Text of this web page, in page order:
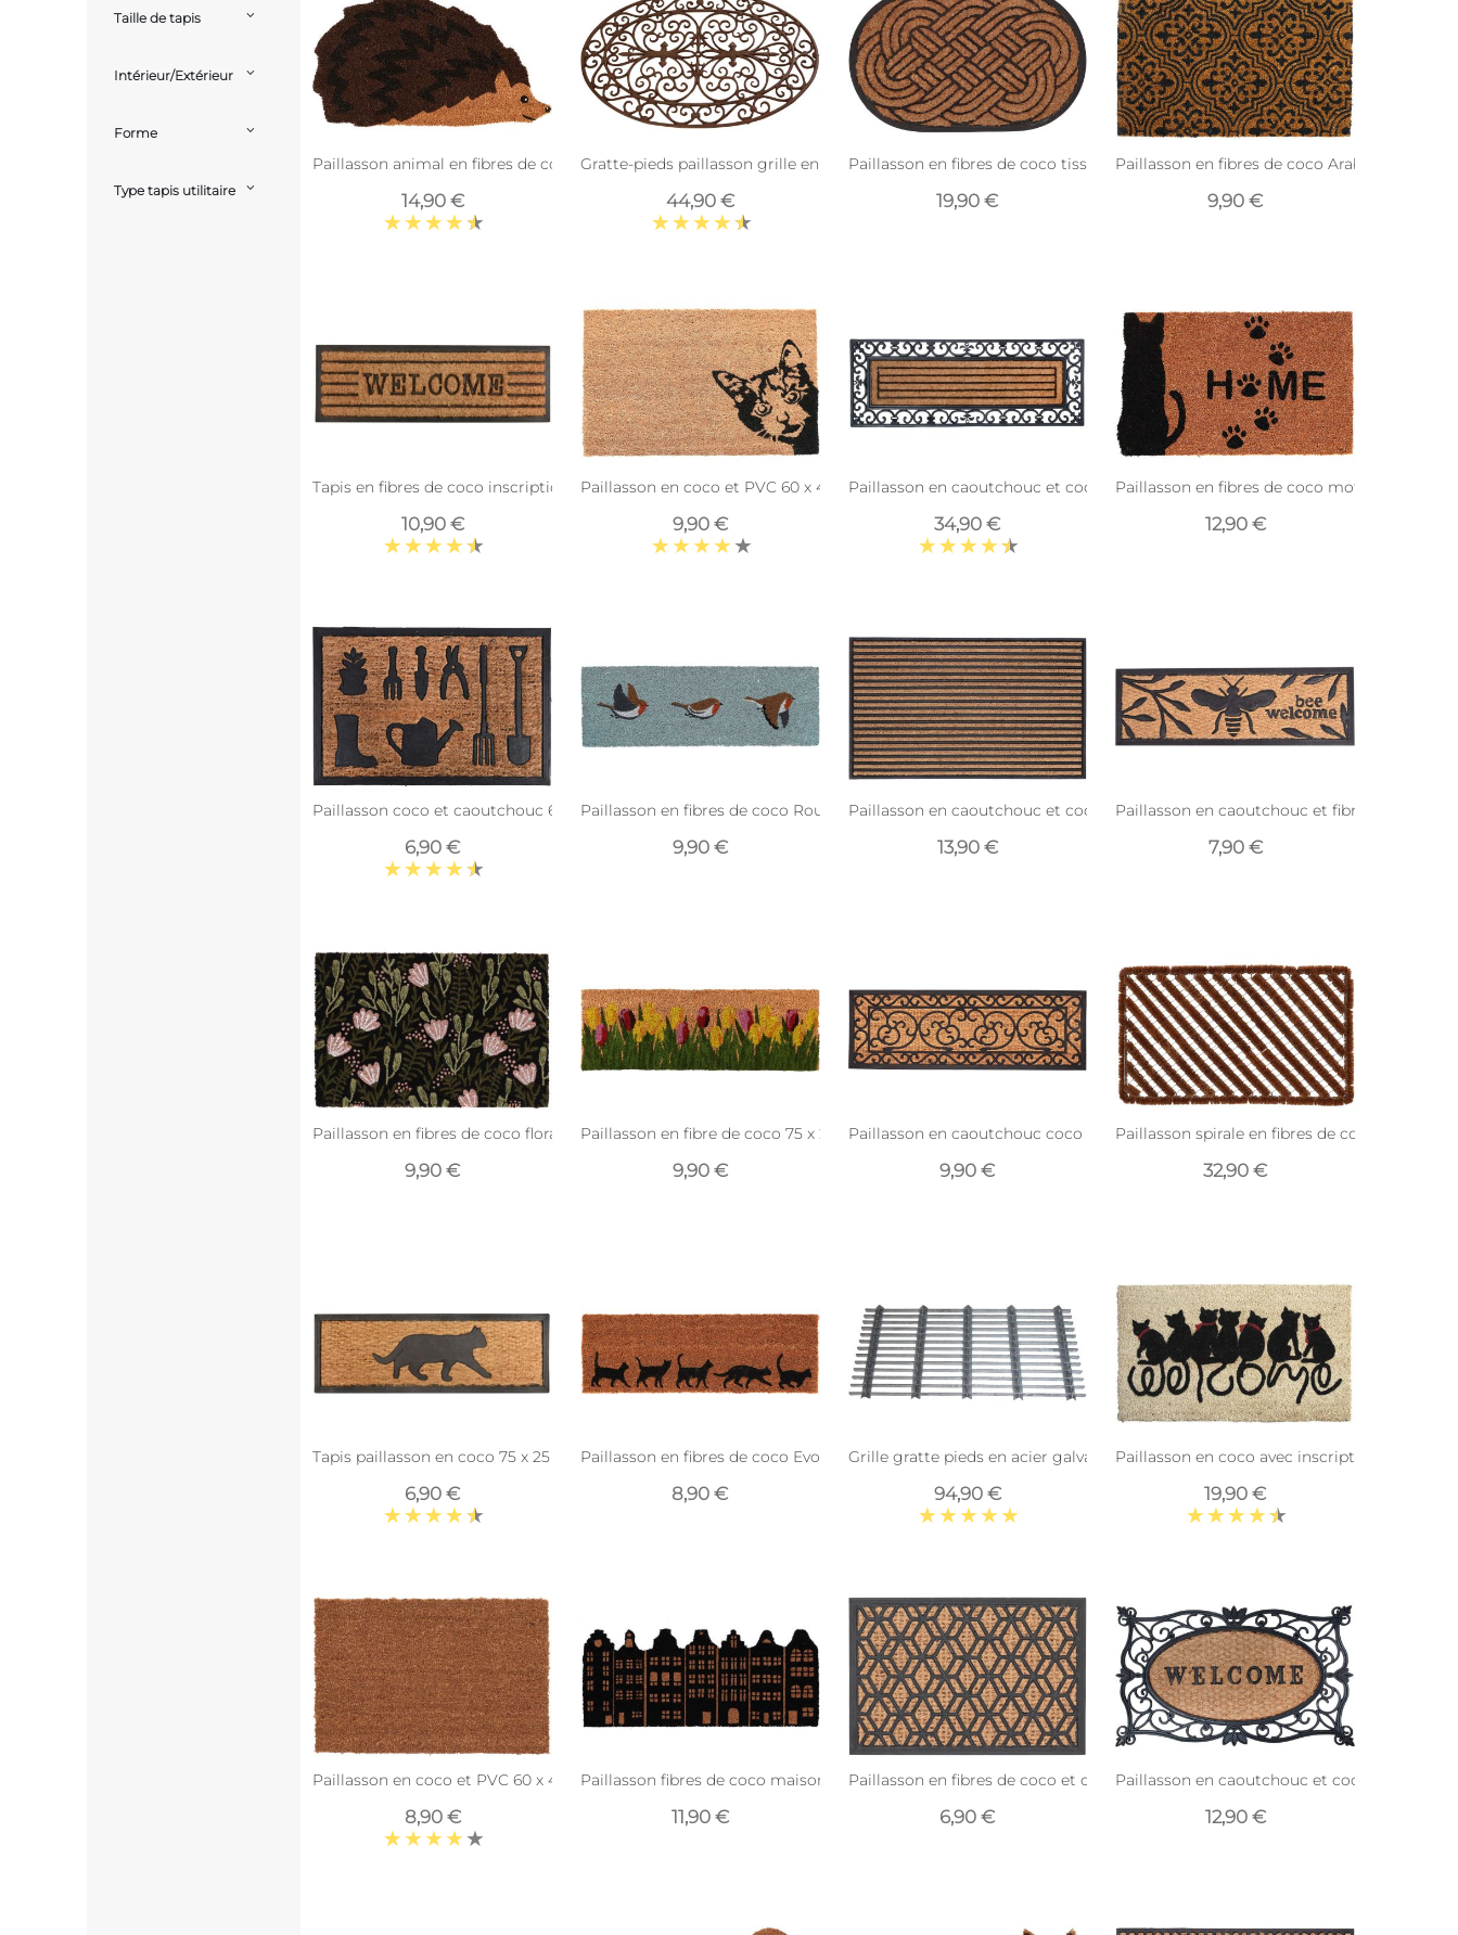
Taille de tapis
Intérieur/Extérieur
Forme
Type tapis utilitaire
Paillasson animal en fibres de coco revers antidérapant (Hérisson)
14,90 €
Gratte-pieds paillasson grille en fonte (Ovale)
44,90 €
Paillasson en fibres de coco tissé et caoutchouc
19,90 €
Paillasson en fibres de coco Arabesques 60
9,90 €
Tapis en fibres de coco inscription Welcome
10,90 €
Paillasson en coco et PVC 60 x 40 cm (Chat)
9,90 €
Paillasson en caoutchouc et coco (120 x 45 cm)
34,90 €
Paillasson en fibres de coco motif animal
12,90 €
Paillasson coco et caoutchouc 60 x 40 cm (Outils de jardin)
6,90 €
Paillasson en fibres de coco Rouge gorge (75 x 25 cm)
9,90 €
Paillasson en caoutchouc et coco 76 x 45,5 cm (Traits)
13,90 €
Paillasson en caoutchouc et fibres de coco
7,90 €
Paillasson en fibres de coco floral noir
9,90 €
Paillasson en fibre de coco 75 x 25 cm Tulipes
9,90 €
Paillasson en caoutchouc coco Arabesque XL
9,90 €
Paillasson spirale en fibres de coco (75 x 45
32,90 €
Tapis paillasson en coco 75 x 25 cm (Chat)
6,90 €
Paillasson en fibres de coco Evolution 75 x 25 cm (Chats)
8,90 €
Grille gratte pieds en acier galvanisé (80 x 40 cm)
94,90 €
Paillasson en coco avec inscriptions 75 x 45
19,90 €
Paillasson en coco et PVC 60 x 40 cm (Uni)
8,90 €
Paillasson fibres de coco maisons de canal 75 x 30 cm
11,90 €
Paillasson en fibres de coco et caoutchouc 60 x 40 cm (Losanges)
6,90 €
Paillasson en caoutchouc et coco Welcome
12,90 €